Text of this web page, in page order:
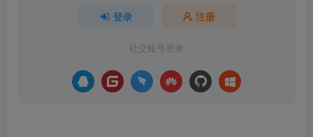
登录 注册
社交账号登录